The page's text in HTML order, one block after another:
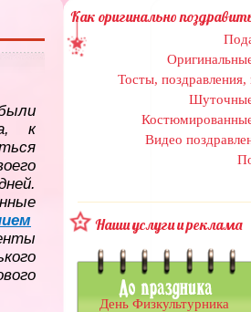
Как оригинально
Тосты,
Шуточные
Видео
Наши услуги и реклама
День Физкультурника
к